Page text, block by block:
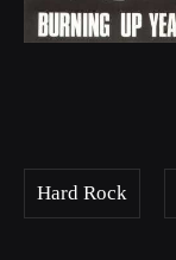
Hard Rock